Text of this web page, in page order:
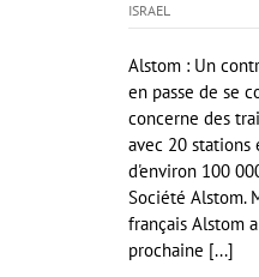
ISRAEL
Alstom : Un
en passe de se
concerne des
avec 20
d'environ 100
Société Alstom.
français Alstom
prochaine [...]